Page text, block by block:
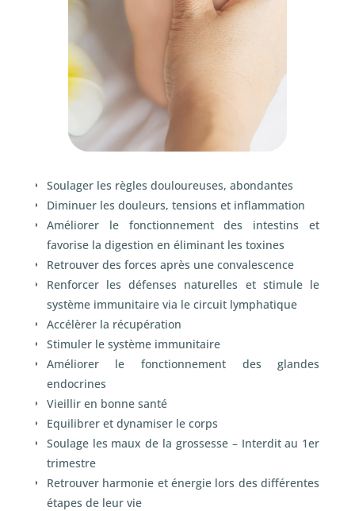
Soulager les règles douloureuses, abondantes
Diminuer les douleurs, tensions et inflammation
Améliorer le fonctionnement des intestins et
favorise la digestion en éliminant les toxines
Retrouver des forces après une convalescence
Renforcer les défenses naturelles et stimule le
système immunitaire via le circuit lymphatique
Accélèrer la récupération
Stimuler le système immunitaire
Améliorer le fonctionnement des glandes
endocrines
Vieillir en bonne santé
Equilibrer et dynamiser le corps
Soulage les maux de la grossesse – Interdit au 1er
trimestre
Retrouver harmonie et énergie lors des différentes
étapes de leur vie